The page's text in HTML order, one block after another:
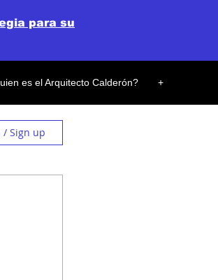
es el Arquitecto Calderón? +
para su
/ Sign up